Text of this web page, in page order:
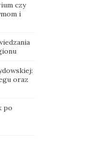
czy
i
oraz
po